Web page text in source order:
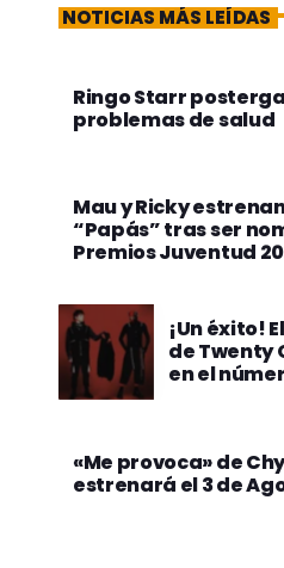
NOTICIAS MÁS LEÍDAS
Ringo Starr
problemas de salud
Mau y Ricky
“Papás” tras ser
Premios Juventud
¡Un éxito!
de Twenty
en el
«Me provoca» de
estrenará el 3 de